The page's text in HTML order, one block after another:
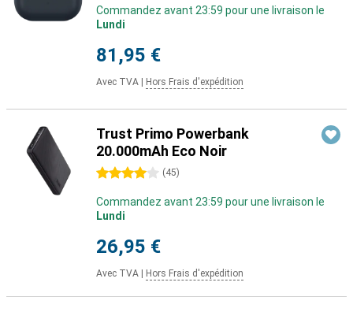
Commandez avant 23:59 pour une livraison le
Lundi
81,95 €
Avec TVA Hors Frais d'expédition
Trust Primo Powerbank
20.000mAh Eco Noir
4 étoiles (45)
Commandez avant 23:59 pour une livraison le
Lundi
26,95 €
Avec TVA Hors Frais d'expédition